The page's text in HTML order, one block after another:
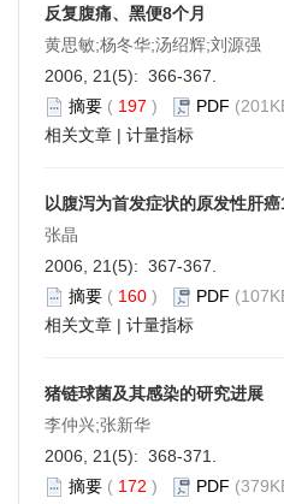
反复腹痛、黑便8个月
黄思敏;杨冬华;汤绍辉;刘源强
2006, 21(5): 366-367.
摘要 ( 197 ) PDF
相关文章 | 计量指标
以腹泻为首发症状的原发性肝癌
张晶
2006, 21(5): 367-367.
摘要 ( 160 ) PDF
相关文章 | 计量指标
猪链球菌及其感染的研究进展
李仲兴;张新华
2006, 21(5): 368-371.
摘要 ( 172 ) PDF